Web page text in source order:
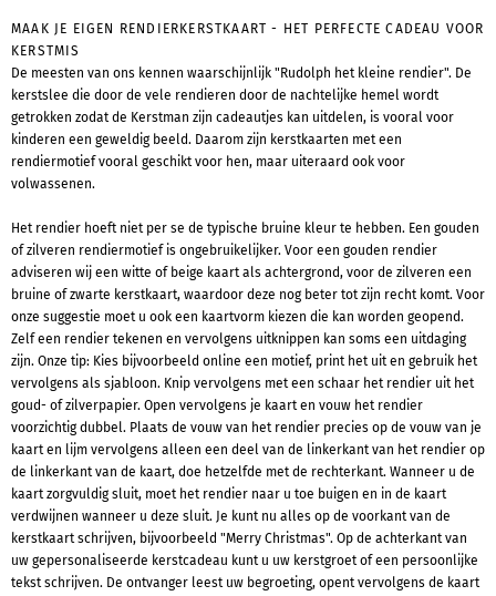
MAAK JE EIGEN RENDIERKERSTKAART - HET PERFECTE CADEAU VOOR
KERSTMIS
De meesten van ons kennen waarschijnlijk "Rudolph het kleine rendier". De
kerstslee die door de vele rendieren door de nachtelijke hemel wordt
getrokken zodat de Kerstman zijn cadeautjes kan uitdelen, is vooral voor
kinderen een geweldig beeld. Daarom zijn kerstkaarten met een
rendiermotief vooral geschikt voor hen, maar uiteraard ook voor
volwassenen.
Het rendier hoeft niet per se de typische bruine kleur te hebben. Een gouden
of zilveren rendiermotief is ongebruikelijker. Voor een gouden rendier
adviseren wij een witte of beige kaart als achtergrond, voor de zilveren een
bruine of zwarte kerstkaart, waardoor deze nog beter tot zijn recht komt. Voor
onze suggestie moet u ook een kaartvorm kiezen die kan worden geopend.
Zelf een rendier tekenen en vervolgens uitknippen kan soms een uitdaging
zijn. Onze tip: Kies bijvoorbeeld online een motief, print het uit en gebruik het
vervolgens als sjabloon. Knip vervolgens met een schaar het rendier uit het
goud- of zilverpapier. Open vervolgens je kaart en vouw het rendier
voorzichtig dubbel. Plaats de vouw van het rendier precies op de vouw van je
kaart en lijm vervolgens alleen een deel van de linkerkant van het rendier op
de linkerkant van de kaart, doe hetzelfde met de rechterkant. Wanneer u de
kaart zorgvuldig sluit, moet het rendier naar u toe buigen en in de kaart
verdwijnen wanneer u deze sluit. Je kunt nu alles op de voorkant van de
kerstkaart schrijven, bijvoorbeeld "Merry Christmas". Op de achterkant van
uw gepersonaliseerde kerstcadeau kunt u uw kerstgroet of een persoonlijke
tekst schrijven. De ontvanger leest uw begroeting, opent vervolgens de kaart